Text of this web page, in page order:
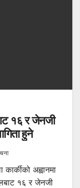
१६ र जेनजी
हुने
अह्वानमा
१६ र जेनजी